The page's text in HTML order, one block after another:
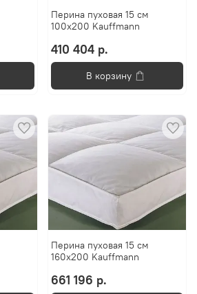
Перина пуховая 15 см
100x200 Kauffmann
410 404 р.
В корзину
Перина пуховая 15 см
160x200 Kauffmann
661 196 р.